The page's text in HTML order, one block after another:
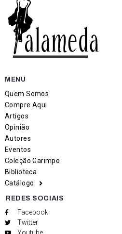
MENU
Quem Somos
Compre Aqui
Artigos
Opinião
Autores
Eventos
Coleção Garimpo
Biblioteca
Catálogo
REDES SOCIAIS
Facebook
Twitter
Youtube